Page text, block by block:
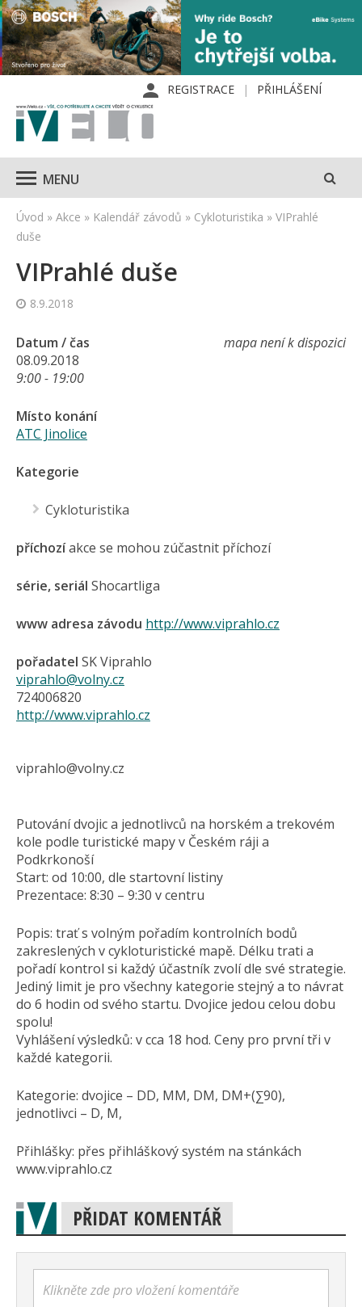
REGISTRACE PŘIHLÁŠENÍ
MENU
Úvod » Akce » Kalendář závodů » Cykloturistika » VIPrahlé
duše
VIPrahlé duše
8.9.2018
mapa není k dispozici
Datum / čas
08.09.2018
9:00 - 19:00
Místo konání
ATC Jinolice
Kategorie
Cykloturistika
příchozíakce se mohou zúčastnit příchozí
série, seriál Shocartliga
www adresa závodu http://www.viprahlo.cz
pořadatel SK Viprahlo
viprahlo@volny.cz
724006820
http://www.viprahlo.cz
viprahlo@volny.cz
Putování dvojic a jednotlivců na horském a trekovém
kole podle turistické mapy v Českém ráji a
Podkrkonoší
Start: od 10:00, dle startovní listiny
Prezentace: 8:30 – 9:30 v centru
Popis: trať s volným pořadím kontrolních bodů
zakreslených v cykloturistické mapě. Délku trati a
pořadí kontrol si každý účastník zvolí dle své strategie.
Jediný limit je pro všechny kategorie stejný a to návrat
do 6 hodin od svého startu. Dvojice jedou celou dobu
spolu!
Vyhlášení výsledků: v cca 18 hod. Ceny pro první tři v
každé kategorii.
Kategorie: dvojice – DD, MM, DM, DM+(∑90),
jednotlivci – D, M,
Přihlášky: přes přihláškový systém na stánkách
www.viprahlo.cz
PŘIDAT KOMENTÁŘ
Klikněte zde pro vložení komentáře